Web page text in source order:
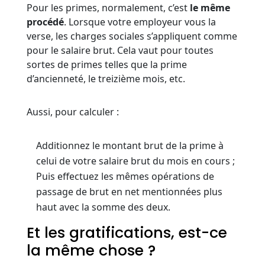
Pour les primes, normalement, c’estle même
procédé. Lorsque votre employeur vous la
verse, les charges sociales s’appliquent comme
pour le salaire brut. Cela vaut pour toutes
sortes de primes telles que la prime
d’ancienneté, le treizième mois, etc.
Aussi, pour calculer :
Additionnez le montant brut de la prime à
celui de votre salaire brut du mois en cours ;
Puis effectuez les mêmes opérations de
passage de brut en net mentionnées plus
haut avec la somme des deux.
Et les gratifications, est-ce
la même chose ?